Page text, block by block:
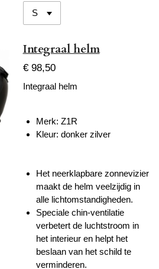
Integraal helm
€ 98,50
Integraal helm
Merk: Z1R
Kleur: donker zilver
Het neerklapbare zonnevizier
maakt de helm veelzijdig in
alle lichtomstandigheden.
Speciale chin-ventilatie
verbetert de luchtstroom in
het interieur en helpt het
beslaan van het schild te
verminderen.